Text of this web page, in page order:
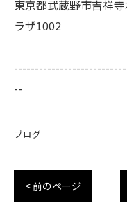
東京都武蔵野市吉祥
ラザ1002
--
ブログ
< 前のページ